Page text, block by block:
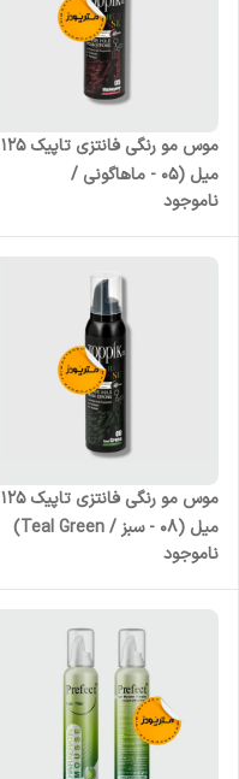
موس مو رنگی فانتزی تاپیک 125
میل (05 - ماهاگونی /
Mahogany )
ناموجود
موس مو رنگی فانتزی تاپیک 125
میل (08 - سبز / Teal Green)
ناموجود